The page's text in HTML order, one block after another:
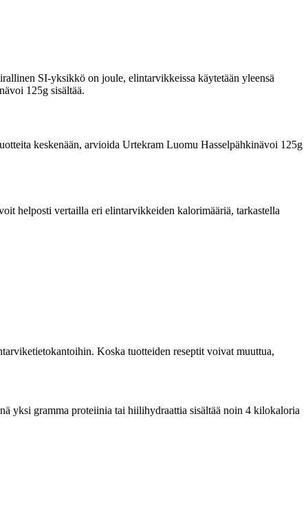
SI-yksikkö on joule, elintarvikkeissa käytetään yleensä
125g sisältää.
keskenään, arvioida Urtekram Luomu Hasselpähkinävoi 125g
helposti vertailla eri elintarvikkeiden kalorimääriä, tarkastella
Koska tuotteiden reseptit voivat muuttua,
yksi gramma proteiinia tai hiilihydraattia sisältää noin 4 kilokaloria